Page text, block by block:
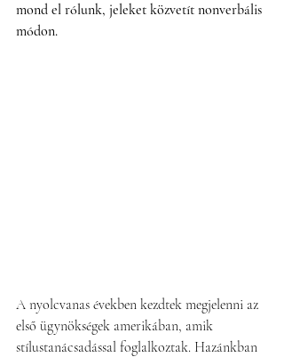
mond el rólunk, jeleket közvetít nonverbális
módon.
A nyolcvanas években kezdtek megjelenni az
első ügynökségek amerikában, amik
stílustanácsadással foglalkoztak. Hazánkban